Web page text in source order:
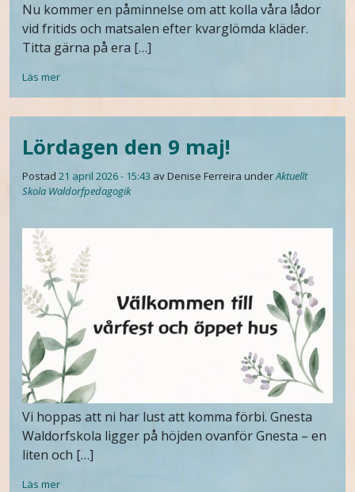
Nu kommer en påminnelse om att kolla våra lådor
vid fritids och matsalen efter kvarglömda kläder.
Titta gärna på era […]
Läs mer
Lördagen den 9 maj!
Postad 21 april 2026 - 15:43 av Denise Ferreira underAktuellt
Skola Waldorfpedagogik
Vi hoppas att ni har lust att komma förbi. Gnesta
Waldorfskola ligger på höjden ovanför Gnesta – en
liten och […]
Läs mer